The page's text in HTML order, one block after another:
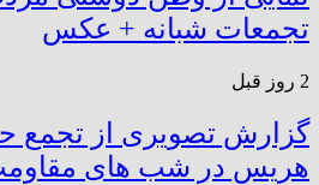
تجمعات شبانه + عکس
2 روز قبل
گزارش تصویری از تجمع
هریس در شب های